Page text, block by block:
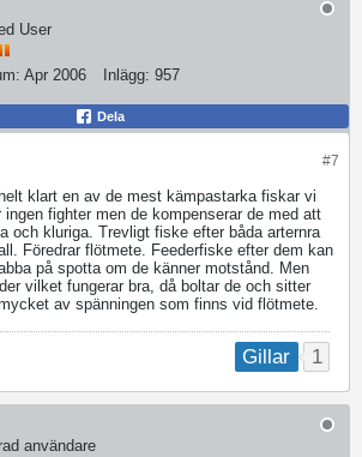
User
Apr 2006 Inlägg: 957
Dela
#7
klart en av de mest kämpastarka fiskar vi
ingen fighter men de kompenserar de med att
och kluriga. Trevligt fiske efter båda arternra
Föredrar flötmete. Feederfiske efter dem kan
på spotta om de känner motstånd. Men
vilket fungerar bra, då boltar de och sitter
av spänningen som finns vid flötmete.
Gillar 1
användare